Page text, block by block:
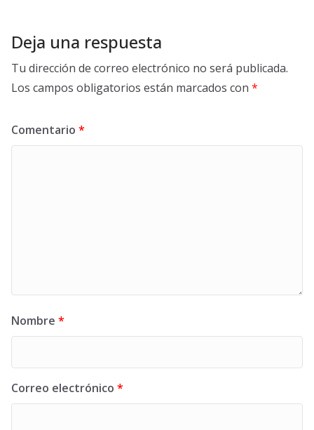
Deja una respuesta
Tu dirección de correo electrónico no será publicada.
Los campos obligatorios están marcados con *
Comentario *
Nombre *
Correo electrónico *